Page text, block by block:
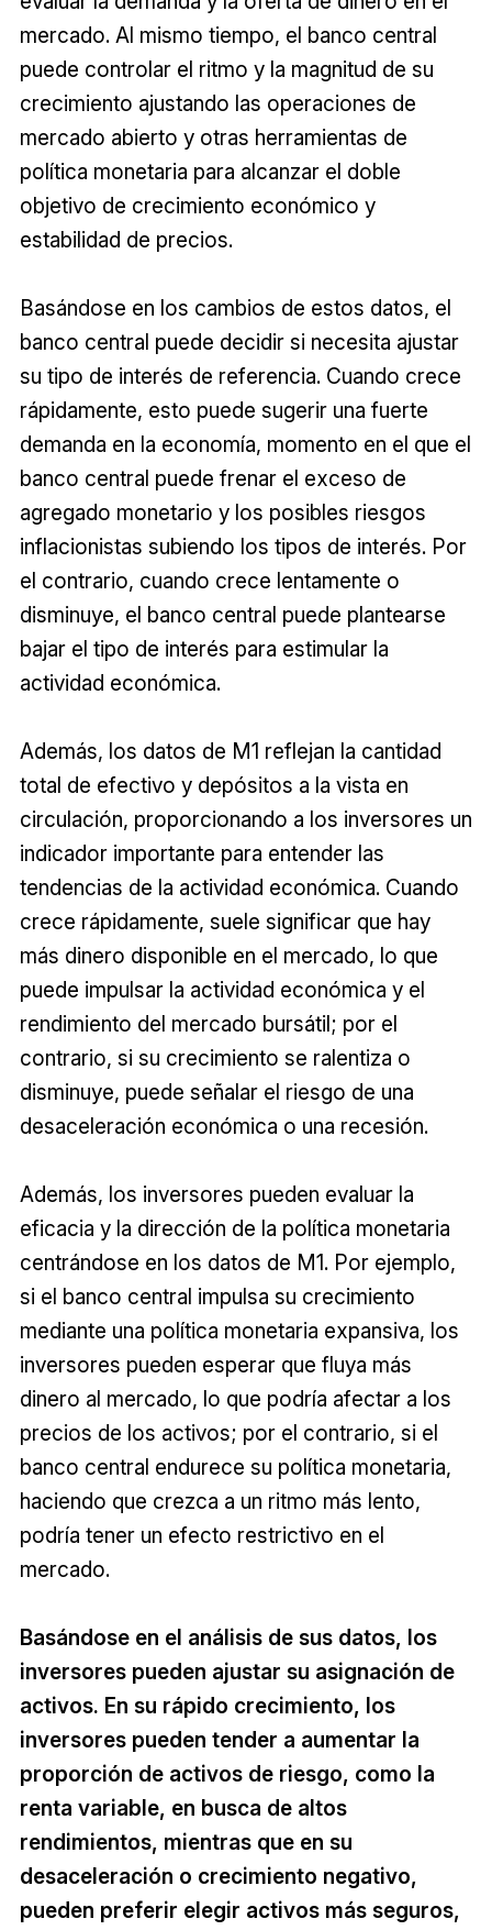
mercado. Al mismo tiempo, el banco central
puede controlar el ritmo y la magnitud de su
crecimiento ajustando las operaciones de
mercado abierto y otras herramientas de
política monetaria para alcanzar el doble
objetivo de crecimiento económico y
estabilidad de precios.
Basándose en los cambios de estos datos, el
banco central puede decidir si necesita ajustar
su tipo de interés de referencia. Cuando crece
rápidamente, esto puede sugerir una fuerte
demanda en la economía, momento en el que el
banco central puede frenar el exceso de
agregado monetario y los posibles riesgos
inflacionistas subiendo los tipos de interés. Por
el contrario, cuando crece lentamente o
disminuye, el banco central puede plantearse
bajar el tipo de interés para estimular la
actividad económica.
Además, los datos de M1 reflejan la cantidad
total de efectivo y depósitos a la vista en
circulación, proporcionando a los inversores un
indicador importante para entender las
tendencias de la actividad económica. Cuando
crece rápidamente, suele significar que hay
más dinero disponible en el mercado, lo que
puede impulsar la actividad económica y el
rendimiento del mercado bursátil; por el
contrario, si su crecimiento se ralentiza o
disminuye, puede señalar el riesgo de una
desaceleración económica o una recesión.
Además, los inversores pueden evaluar la
eficacia y la dirección de la política monetaria
centrándose en los datos de M1. Por ejemplo,
si el banco central impulsa su crecimiento
mediante una política monetaria expansiva, los
inversores pueden esperar que fluya más
dinero al mercado, lo que podría afectar a los
precios de los activos; por el contrario, si el
banco central endurece su política monetaria,
haciendo que crezca a un ritmo más lento,
podría tener un efecto restrictivo en el
mercado.
Basándose en el análisis de sus datos, los
inversores pueden ajustar su asignación de
activos. En su rápido crecimiento, los
inversores pueden tender a aumentar la
proporción de activos de riesgo, como la
renta variable, en busca de altos
rendimientos, mientras que en su
desaceleración o crecimiento negativo,
pueden preferir elegir activos más seguros,